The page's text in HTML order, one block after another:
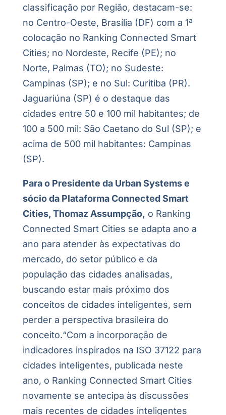
classificação por Região, destacam-se:
no Centro-Oeste, Brasília (DF) com a 1ª
colocação no Ranking Connected Smart
Cities; no Nordeste, Recife (PE); no
Norte, Palmas (TO); no Sudeste:
Campinas (SP); e no Sul: Curitiba (PR).
Jaguariúna (SP) é o destaque das
cidades entre 50 e 100 mil habitantes; de
100 a 500 mil: São Caetano do Sul (SP); e
acima de 500 mil habitantes: Campinas
(SP).
Para o Presidente da Urban Systems e
sócio da Plataforma Connected Smart
Cities, Thomaz Assumpção, o Ranking
Connected Smart Cities se adapta ano a
ano para atender às expectativas do
mercado, do setor público e da
população das cidades analisadas,
buscando estar mais próximo dos
conceitos de cidades inteligentes, sem
perder a perspectiva brasileira do
conceito.“Com a incorporação de
indicadores inspirados na ISO 37122 para
cidades inteligentes, publicada neste
ano, o Ranking Connected Smart Cities
novamente se antecipa às discussões
mais recentes de cidades inteligentes